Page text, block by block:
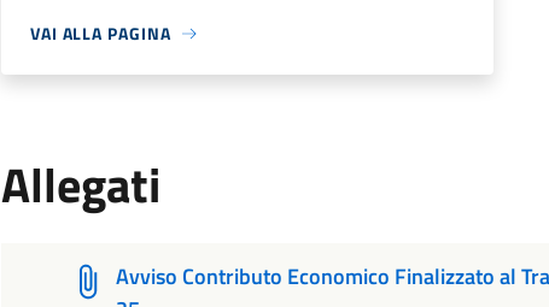
VAI ALLA PAGINA
Allegati
Avviso Contributo Economico Finalizzato al